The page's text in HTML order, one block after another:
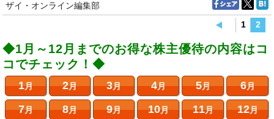
ザイ・オンライン編集部
1
2
◆1月～12月までのお得な株主優待の内容はコ
コでチェック！◆
1月 2月 3月 4月 5月 6月
7月 8月 9月 10月 11月 12月